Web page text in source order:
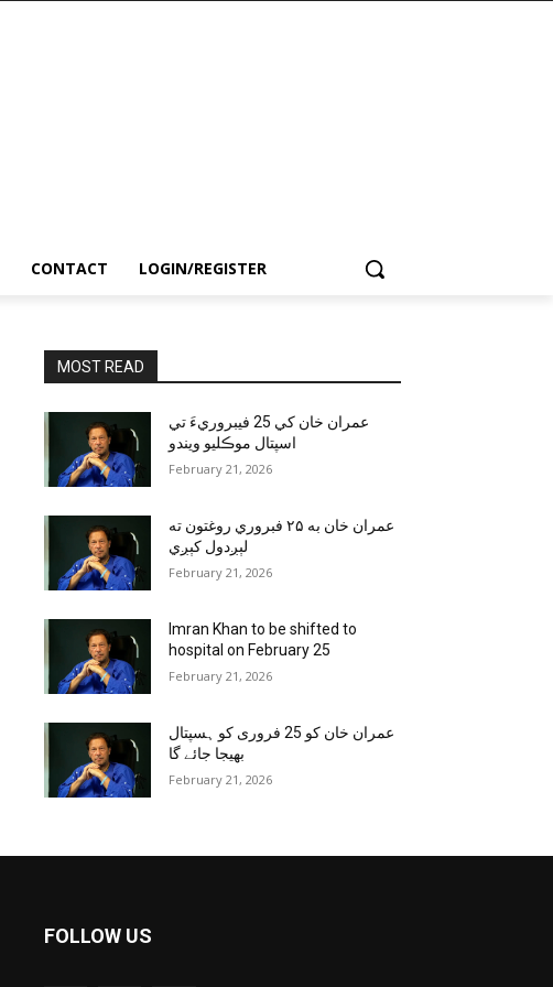
CONTACT LOGIN/REGISTER
MOST READ
عمران خان کي 25 فيبروريءَ تي
اسپتال موڪليو ويندو
February 21, 2026
عمران خان به ۲۵ فبروري روغتون ته
لېږدول کېږي
February 21, 2026
Imran Khan to be shifted to
hospital on February 25
February 21, 2026
عمران خان کو 25 فروری کو ہسپتال
بھیجا جائے گا
February 21, 2026
FOLLOW US